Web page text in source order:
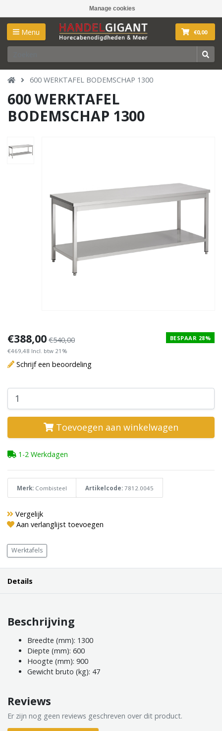
Manage cookies
Menu €0,00
600 WERKTAFEL BODEMSCHAP 1300
600 WERKTAFEL
BODEMSCHAP 1300
€388,00 €540,00
€469,48 Incl. btw 21%
BESPAAR 28%
Schrijf een beoordeling
Toevoegen aan winkelwagen
1-2 Werkdagen
Merk: Combisteel Artikelcode: 7812.0045
Vergelijk
Aan verlanglijst toevoegen
Werktafels
Details
Beschrijving
Breedte (mm): 1300
Diepte (mm): 600
Hoogte (mm): 900
Gewicht bruto (kg): 47
Reviews
Er zijn nog geen reviews geschreven over dit product.